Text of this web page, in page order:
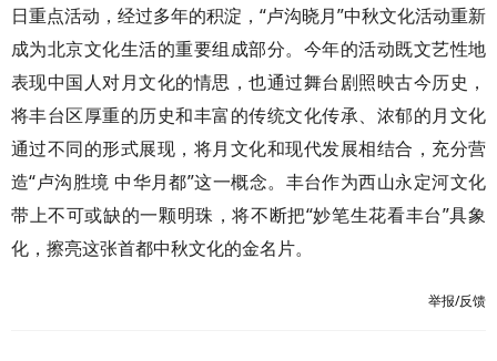
日重点活动，经过多年的积淀，“卢沟晓月”中秋文化活动重新
成为北京文化生活的重要组成部分。今年的活动既文艺性地
表现中国人对月文化的情思，也通过舞台剧照映古今历史，
将丰台区厚重的历史和丰富的传统文化传承、浓郁的月文化
通过不同的形式展现，将月文化和现代发展相结合，充分营
造“卢沟胜境 中华月都”这一概念。丰台作为西山永定河文化
带上不可或缺的一颗明珠，将不断把“妙笔生花看丰台”具象
化，擦亮这张首都中秋文化的金名片。
举报/反馈